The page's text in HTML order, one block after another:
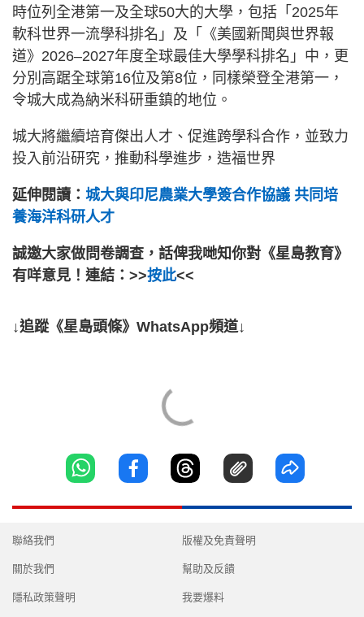
時位列全港第一及全球50大的大學，包括「2025年
軟科世界一流學科排名」及「《美國新聞與世界報
道》2026–2027年度全球最佳大學學科排名」中，更
分別高踞全球第16位及第8位，同樣榮登全港第一，
令城大成為納米科研重鎮的地位。
城大將繼續培育傑出人才、促進跨學科合作，並致力
投入前沿研究，推動科學進步，造福世界
延伸閱讀： 城大與印尼農業大學簽合作協議 共同培
養海洋科研人才
誠邀大家做問卷調查，話俾我哋知你對《星島教育》
有咩意見！連結：>>按此<<
↓追蹤《星島頭條》WhatsApp頻道↓
聯絡我們
關於我們
隱私政策聲明
版權及免責聲明
幫助及反饋
我要爆料